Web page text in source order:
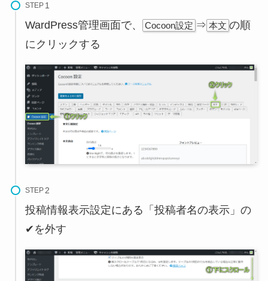
STEP
WardPress管理画面で、 Cocoon設定 ⇒ 本文 の順
にクリックする
STEP
投稿情報表示設定にある「投稿者名の表示」の
✔を外す